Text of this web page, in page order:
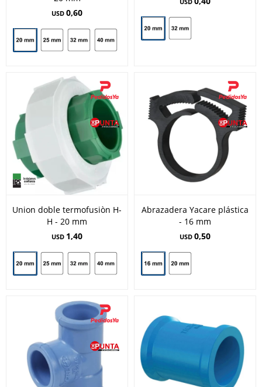
USD 0,60
Union doble termofusiòn H-
H - 20 mm
USD 1,40
Abrazadera Yacare plástica
- 16 mm
USD 0,50